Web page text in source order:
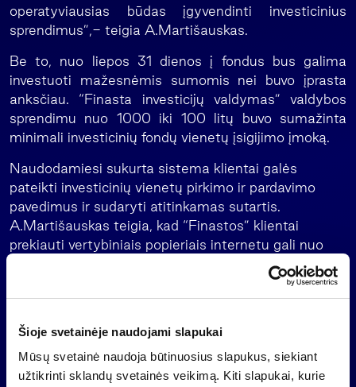
Šioje svetainėje naudojami slapukai
Mūsų svetainė naudoja būtinuosius slapukus, siekiant
užtikrinti sklandų svetainės veikimą. Kiti slapukai, kurie
operatyviausias būdas įgyvendinti investicinius
sprendimus”,- teigia A.Martišauskas.
Be to, nuo liepos 31 dienos į fondus bus galima
investuoti mažesnėmis sumomis nei buvo įprasta
anksčiau. “Finasta investicijų valdymas” valdybos
sprendimu nuo 1000 iki 100 litų buvo sumažinta
minimali investicinių fondų vienetų įsigijimo įmoką.
Naudodamiesi sukurta sistema klientai galės
pateikti investicinių vienetų pirkimo ir pardavimo
pavedimus ir sudaryti atitinkamas sutartis.
A.Martišauskas teigia, kad “Finastos” klientai
prekiauti vertybiniais popieriais internetu gali nuo
2000-ųjų rudens. Šiuo metu investuotojai naudojasi
realiu laiku pavedimus biržoje vykdančia prekybos
sistema ir sandorius operatyviai gali vykdyti
Lietuvos, Latvijos ir Estijos biržose.